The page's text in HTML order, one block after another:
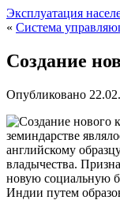
Эксплуатация
« Система
Создание
Опубликовано
земиндарстве
английскому
владычества.
новую социальную
Индии путем